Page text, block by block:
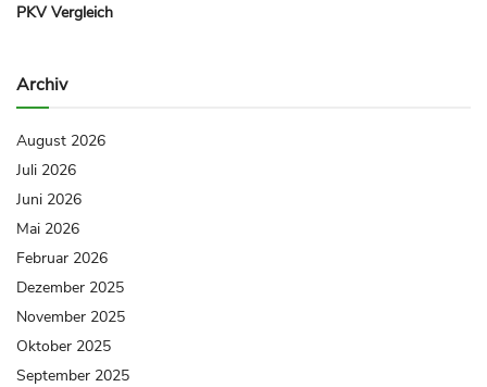
PKV Vergleich
Archiv
August 2026
Juli 2026
Juni 2026
Mai 2026
Februar 2026
Dezember 2025
November 2025
Oktober 2025
September 2025